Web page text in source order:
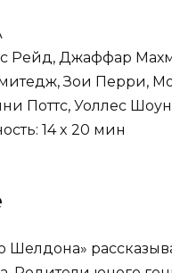
Рейд, Джаффар
Зои Перри,
Поттс, Уоллес
14 x 20 мин
Шелдона»